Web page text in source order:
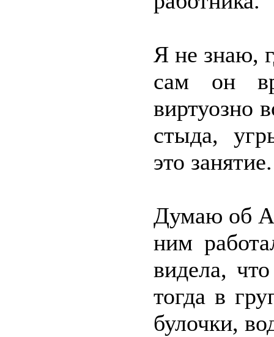
Я не знаю,
сам он
виртуозно
стыда,
это занятие.
Думаю об
ним
видела,
тогда в
булочки,